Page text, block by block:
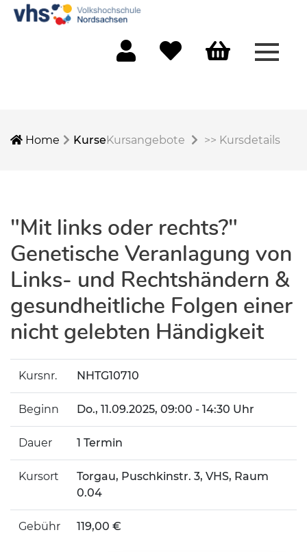
Home KurseKursangebote >> Kursdetails
"Mit links oder rechts?"
Genetische Veranlagung von
Links- und Rechtshändern &
gesundheitliche Folgen einer
nicht gelebten Händigkeit
Kursnr. NHTG10710
Beginn Do., 11.09.2025, 09:00 - 14:30 Uhr
Dauer 1 Termin
Kursort
Torgau, Puschkinstr. 3, VHS, Raum
0.04
Gebühr 119,00 €